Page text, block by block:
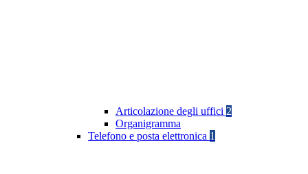
Articolazione degli uffici 2
Organigramma
Telefono e posta elettronica 1